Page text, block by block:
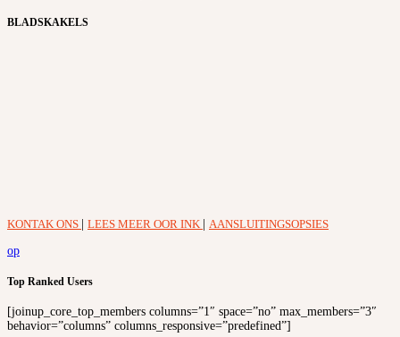
BLADSKAKELS
KONTAK ONS LEES MEER OOR INK
AANSLUITINGSOPSIES
op
Top Ranked Users
[joinup_core_top_members columns=”1″ space=”no” max_members=”3″
behavior=”columns” columns_responsive=”predefined”]